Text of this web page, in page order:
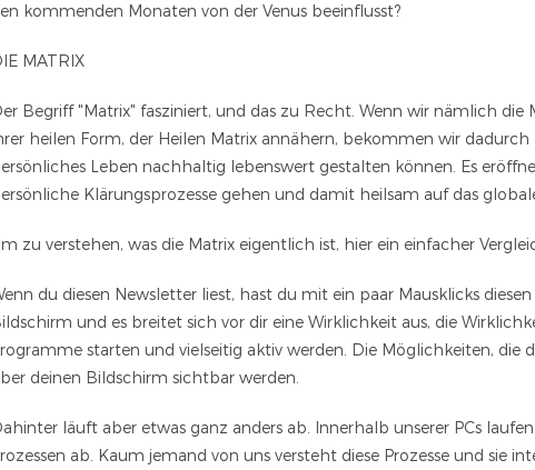
kommenden Monaten von der Venus beeinflusst?
MATRIX
Begriff "Matrix" fasziniert, und das zu Recht. Wenn wir nämlich die
heilen Form, der Heilen Matrix annähern, bekommen wir
Leben nachhaltig lebenswert gestalten können. Es
Klärungsprozesse gehen und damit heilsam auf das
zu verstehen, was die Matrix eigentlich ist, hier ein einfacher
du diesen Newsletter liest, hast du mit ein paar Mausklicks
und es breitet sich vor dir eine Wirklichkeit aus, die
starten und vielseitig aktiv werden. Die Möglichkeiten, die
deinen Bildschirm sichtbar werden.
läuft aber etwas ganz anders ab. Innerhalb unserer PCs
ab. Kaum jemand von uns versteht diese Prozesse und sie